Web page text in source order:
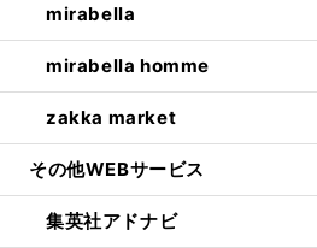
mirabella
mirabella homme
zakka market
その他WEBサービス
集英社アドナビ